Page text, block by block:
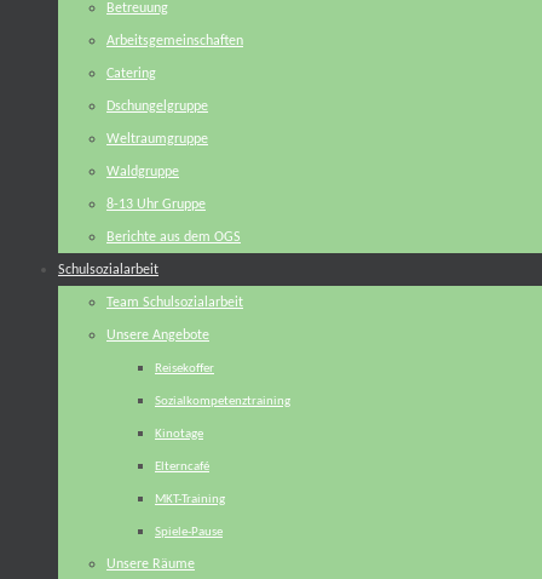
Betreuung
Arbeitsgemeinschaften
Catering
Dschungelgruppe
Weltraumgruppe
Waldgruppe
8-13 Uhr Gruppe
Berichte aus dem OGS
Schulsozialarbeit
Team Schulsozialarbeit
Unsere Angebote
Reisekoffer
Sozialkompetenztraining
Kinotage
Elterncafé
MKT-Training
Spiele-Pause
Unsere Räume